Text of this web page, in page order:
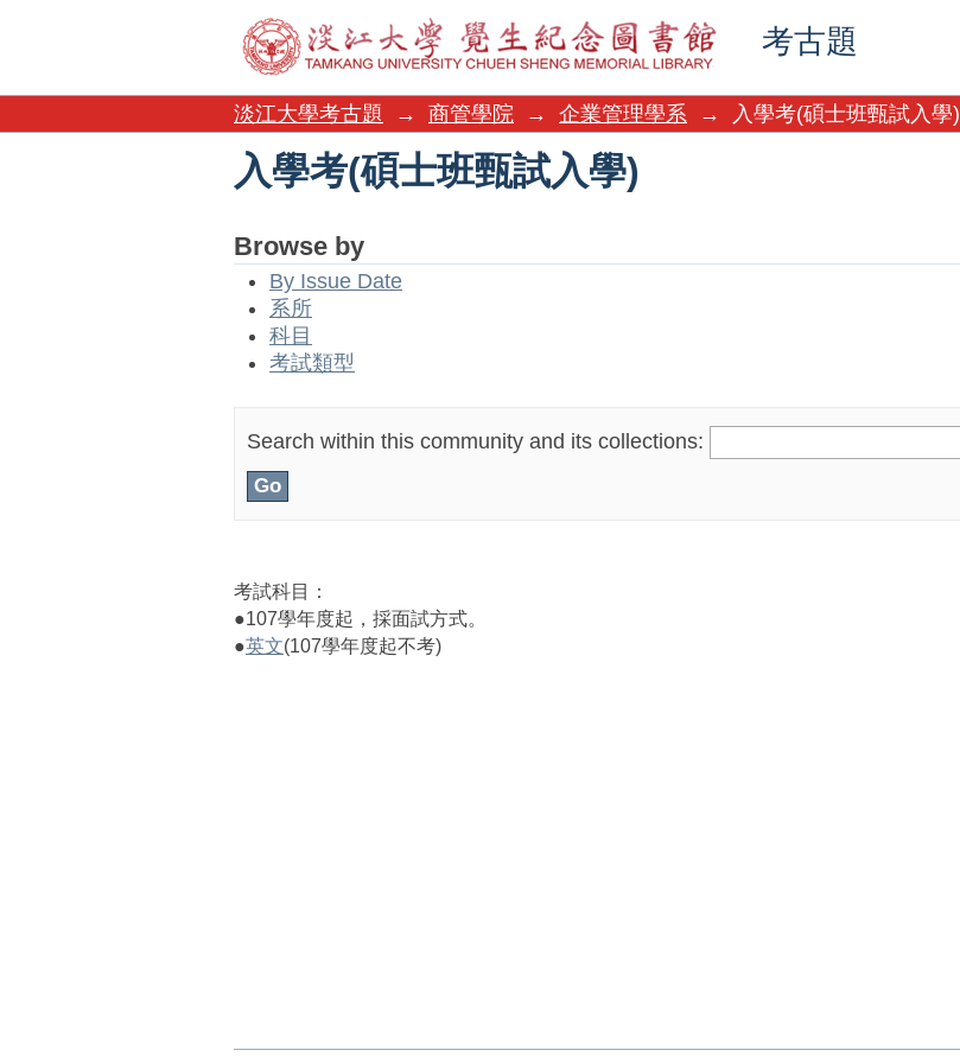
考古題
入學考(碩士班甄試入學)
淡江大學考古題
→ 商管學院 → 企業管理學系 → 入學考(碩士班甄試入學)
入學考(碩士班甄試入學)
Browse by
By Issue Date
系所
科目
考試類型
Search within this community and its collections:
考試科目：
●107學年度起，採面試方式。
●英文(107學年度起不考)